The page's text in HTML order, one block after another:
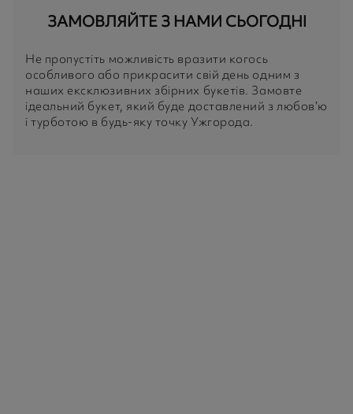
ЗАМОВЛЯЙТЕ З НАМИ СЬОГОДНІ
Не пропустіть можливість вразити когось
особливого або прикрасити свій день одним з
наших ексклюзивних збірних букетів. Замовте
ідеальний букет, який буде доставлений з любов’ю
і турботою в будь-яку точку Ужгорода.